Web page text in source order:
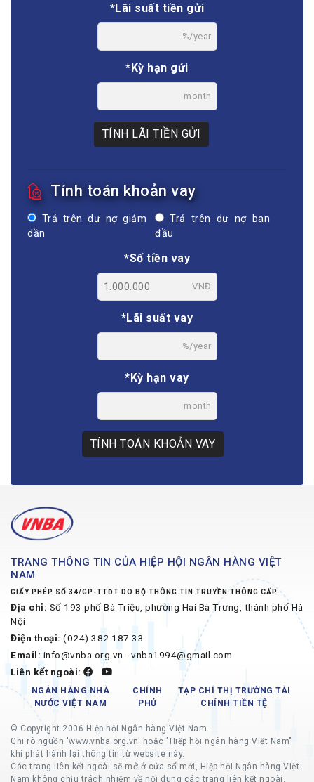
*Lãi suất tiền gửi
%/year
*Kỳ hạn gửi
month
TÍNH LÃI TIỀN GỬI
Tính toán khoản vay
Trả trên dư nợ giảm
dần
Trả trên dư nợ ban
đầu
*Số tiền vay
VNĐ
*Lãi suất vay
%/year
*Kỳ hạn vay
month
TÍNH TOÁN KHOẢN VAY
TRANG THÔNG TIN CỦA HIỆP HỘI NGÂN HÀNG VIỆT
NAM
GIẤY PHÉP SỐ 34/GP-TTĐT DO BỘ THÔNG TIN TRUYỀN THÔNG CẤP
Địa chỉ: Số 193 phố Bà Triệu, phường Hai Bà Trưng, thành phố Hà
Nội
Điện thoại: (024) 382 187 33
Email: info@vnba.org.vn - vnba1994@gmail.com
Liên kết ngoài:
NGÂN HÀNG NHÀ
NƯỚC VIỆT NAM
CHÍNH
PHỦ
TẠP CHÍ THỊ TRƯỜNG TÀI
CHÍNH TIỀN TỆ
© Copyright 2006 Hiệp hội Ngân hàng Việt Nam.
Ghi rõ nguồn 'www.vnba.org.vn' hoặc "Hiệp hội ngân hàng Việt Nam"
khi phát hành lại thông tin từ website này.
Các trang liên kết ngoài sẽ mở ở cửa sổ mới, Hiệp hội Ngân hàng Việt
Nam không chịu trách nhiệm về nội dung các trang liên kết ngoài.